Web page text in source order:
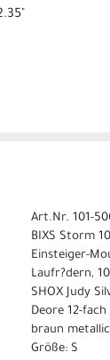
Art.Nr. 101-
BIXS Storm
Einsteiger-
Laufr?dern,
SHOX Judy
Deore 12-
braun metallic
Größe: S